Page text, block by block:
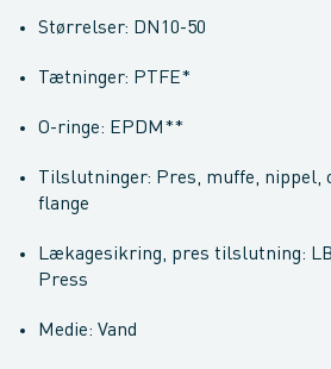
Størrelser: DN10-50
Tætninger: PTFE*
O-ringe: EPDM**
Tilslutninger: Pres, muffe, nippel,
flange
Lækagesikring, pres tilslutning:
Press
Medie: Vand